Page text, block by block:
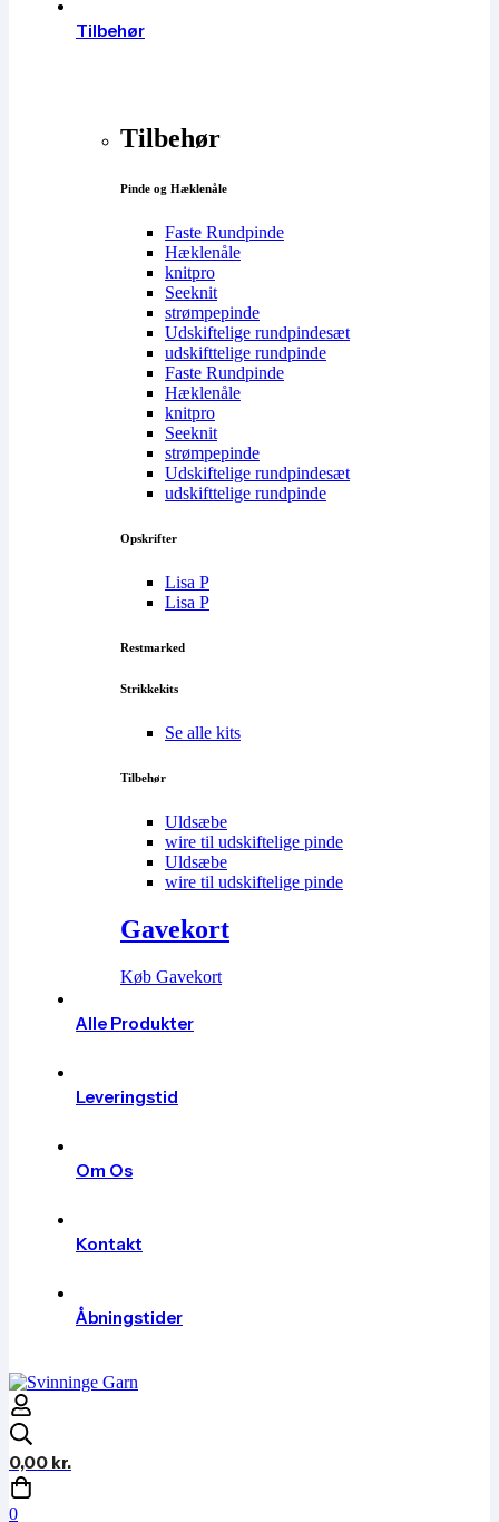
Tilbehør
Tilbehør
Pinde og Hæklenåle
Faste Rundpinde
Hæklenåle
knitpro
Seeknit
strømpepinde
Udskiftelige rundpindesæt
udskifttelige rundpinde
Faste Rundpinde
Hæklenåle
knitpro
Seeknit
strømpepinde
Udskiftelige rundpindesæt
udskifttelige rundpinde
Opskrifter
Lisa P
Lisa P
Restmarked
Strikkekits
Se alle kits
Tilbehør
Uldsæbe
wire til udskiftelige pinde
Uldsæbe
wire til udskiftelige pinde
Gavekort
Køb Gavekort
Alle Produkter
Leveringstid
Om Os
Kontakt
Åbningstider
0,00 kr.
0